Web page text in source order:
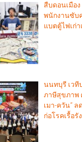
สืบดอนเมือ
พนักงานซับ
แบตตู้ไฟเก่า
นนทบุรี เวที
ภาษีสุขภาพ
เมา-ควัน“
ก่อโรคเรื้อรัง